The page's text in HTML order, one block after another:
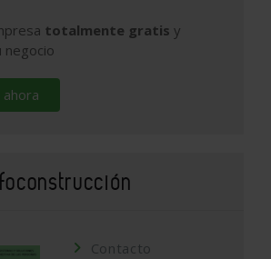
totalmente gratis y
negocio
Contacto